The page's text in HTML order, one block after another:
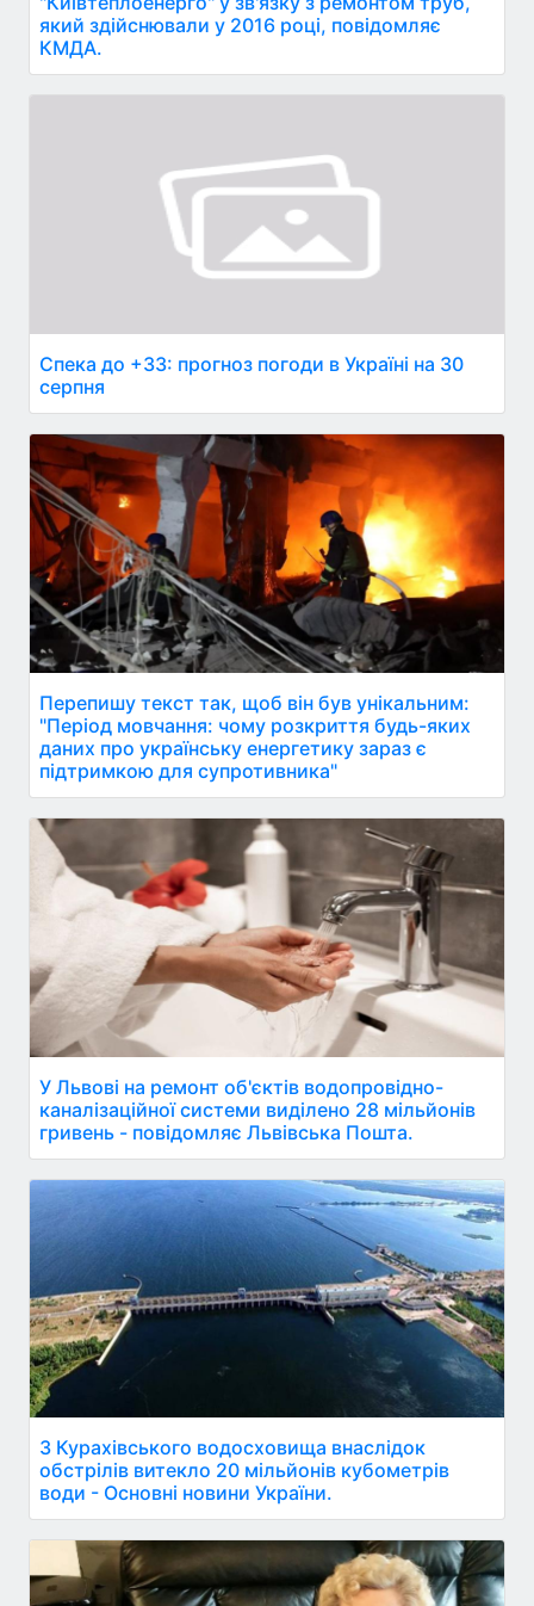
який здійснювали у 2016 році, повідомляє
КМДА.
Спека до +33: прогноз погоди в Україні на 30
серпня
Перепишу текст так, щоб він був унікальним:
"Період мовчання: чому розкриття будь-яких
даних про українську енергетику зараз є
підтримкою для супротивника"
У Львові на ремонт об'єктів водопровідно-
каналізаційної системи виділено 28 мільйонів
гривень - повідомляє Львівська Пошта.
З Курахівського водосховища внаслідок
обстрілів витекло 20 мільйонів кубометрів
води - Основні новини України.